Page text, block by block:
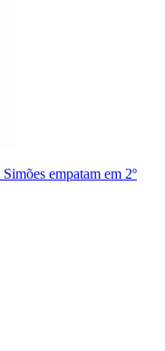
empatam em 2º